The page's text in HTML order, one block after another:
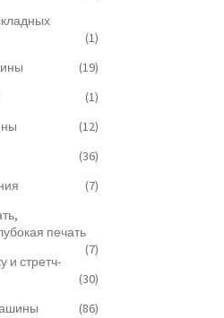
(1)
(19)
(1)
(12)
(36)
(7)
печать
(7)
и стретч-
(30)
(86)